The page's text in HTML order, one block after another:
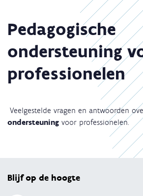
op
Kruimelpad
Pedagogische
ondersteuning
professionelen
Veelgestelde vragen en antwoorden
ondersteuning voor professionelen.
Blijf op de hoogte